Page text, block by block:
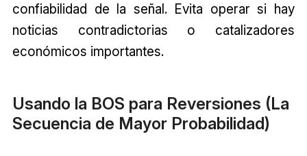
confiabilidad de la señal. Evita operar si hay
noticias contradictorias o catalizadores
económicos importantes.
Usando la BOS para Reversiones (La
Secuencia de Mayor Probabilidad)